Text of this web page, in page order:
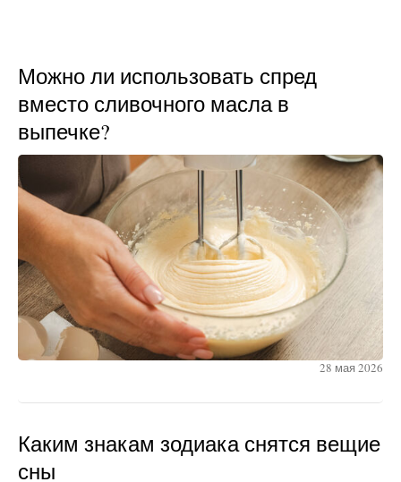
Можно ли использовать спред
вместо сливочного масла в
выпечке?
28 мая 2026
Каким знакам зодиака снятся вещие
сны